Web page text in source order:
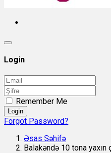
Login
Remember Me
Login
Forgot Password?
Əsas Səhifə
Balakəndə 10 tona